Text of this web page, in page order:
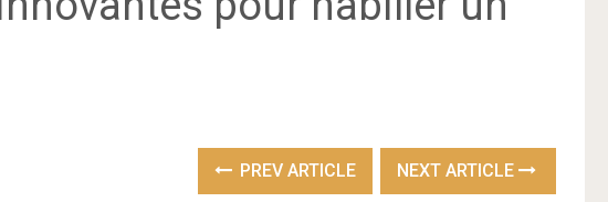
PREV ARTICLE NEXT ARTICLE